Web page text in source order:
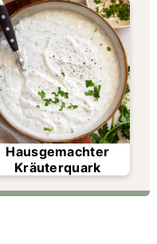
Hausgemachter
Kräuterquark